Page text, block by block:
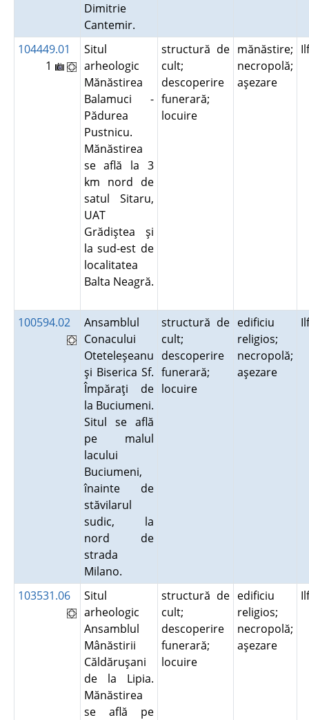
Dimitrie
Cantemir.
104449.01
1
Situl
arheologic
Mănăstirea
Balamuci -
Pădurea
Pustnicu.
Mănăstirea
se află la 3
km nord de
satul Sitaru,
UAT
Grădiştea şi
la sud-est de
localitatea
Balta Neagră.
structură de
cult;
descoperire
funerară;
locuire
mănăstire;
necropolă;
aşezare
100594.02
Ansamblul
Conacului
Oteteleşeanu
şi Biserica Sf.
Împăraţi de
la Buciumeni.
Situl se află
pe malul
lacului
Buciumeni,
înainte de
stăvilarul
sudic, la
nord de
strada
Milano.
structură de
cult;
descoperire
funerară;
locuire
edificiu
religios;
necropolă;
aşezare
103531.06
Situl
arheologic
Ansamblul
Mânăstirii
Căldăruşani
de la Lipia.
Mănăstirea
se află pe
structură de
cult;
descoperire
funerară;
locuire
edificiu
religios;
necropolă;
aşezare